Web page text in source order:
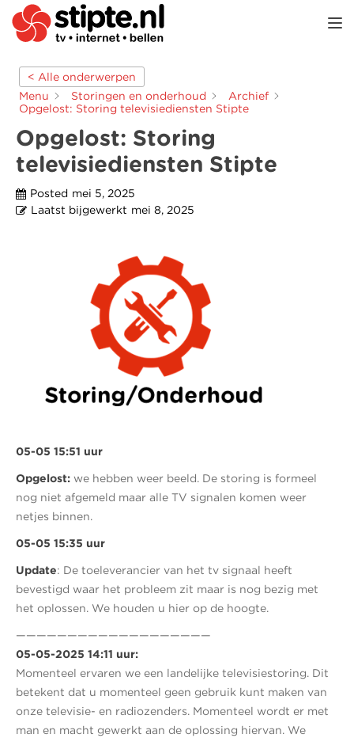
< Alle onderwerpen
Menu
Storingen en onderhoud
Archief
Opgelost: Storing televisiediensten Stipte
Opgelost: Storing
televisiediensten Stipte
Posted mei 5, 2025
Laatst bijgewerkt mei 8, 2025
05-05 15:51 uur
Opgelost: we hebben weer beeld. De storing is formeel
nog niet afgemeld maar alle TV signalen komen weer
netjes binnen.
05-05 15:35 uur
Update: De toeleverancier van het tv signaal heeft
bevestigd waar het probleem zit maar is nog bezig met
het oplossen. We houden u hier op de hoogte.
———————————————————
05-05-2025 14:11 uur:
Momenteel ervaren we een landelijke televisiestoring. Dit
betekent dat u momenteel geen gebruik kunt maken van
onze televisie- en radiozenders. Momenteel wordt er met
man en macht gewerkt aan de oplossing hiervan. We